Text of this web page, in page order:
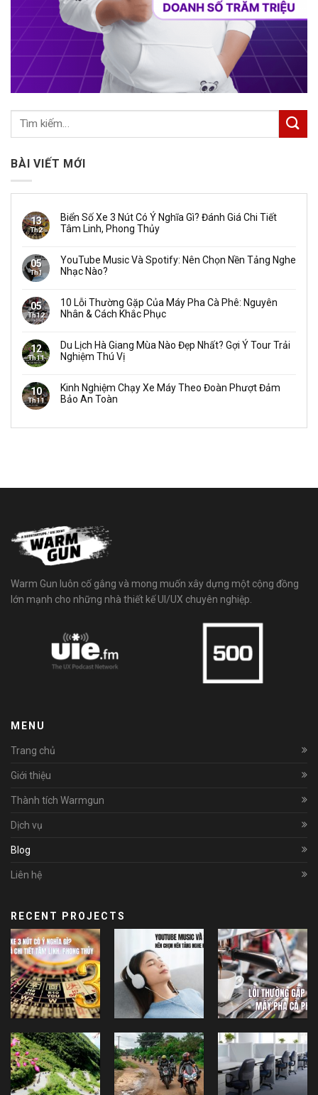
BÀI VIẾT MỚI
13
Th2
Biển Số Xe 3 Nút Có Ý Nghĩa Gì? Đánh Giá Chi Tiết
Tâm Linh, Phong Thủy
05
Th1
YouTube Music Và Spotify: Nên Chọn Nền Tảng Nghe
Nhạc Nào?
05
Th12
10 Lỗi Thường Gặp Của Máy Pha Cà Phê: Nguyên
Nhân & Cách Khắc Phục
12
Th11
Du Lịch Hà Giang Mùa Nào Đẹp Nhất? Gợi Ý Tour Trải
Nghiệm Thú Vị
10
Th11
Kinh Nghiệm Chạy Xe Máy Theo Đoàn Phượt Đảm
Bảo An Toàn
Warm Gun luôn cố gắng và mong muốn xây dựng một cộng đồng
lớn mạnh cho những nhà thiết kế UI/UX chuyên nghiệp.
MENU
Trang chủ
Giới thiệu
Thành tích Warmgun
Dịch vụ
Blog
Liên hệ
RECENT PROJECTS